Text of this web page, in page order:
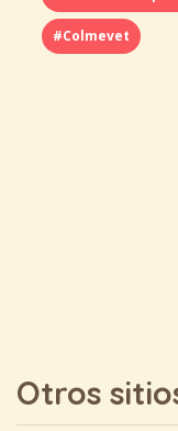
#Colmevet
Otros